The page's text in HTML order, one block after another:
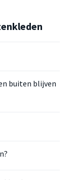
buiten blijven